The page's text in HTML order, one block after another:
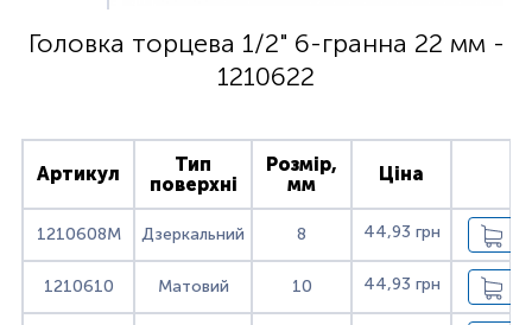
Головка торцева 1/2" 6-гранна 22 мм -
1210622
Артикул
Тип
поверхні
Розмір,
мм
Ціна
1210608M Дзеркальний 8 44,93 грн
1210610 Матовий 10 44,93 грн